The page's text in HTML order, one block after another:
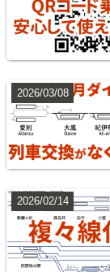
東北地方臨
2026/03/08
2026/02/14